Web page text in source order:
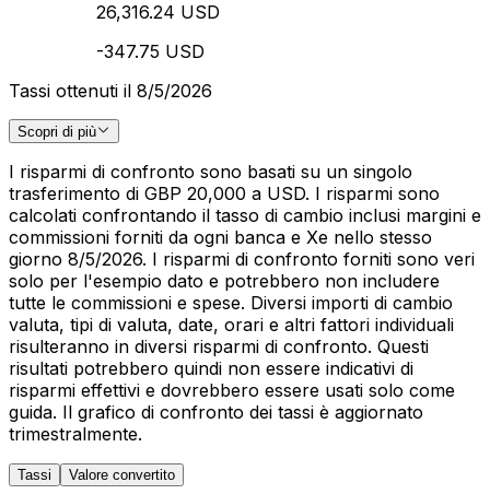
26,316.24 USD
-347.75 USD
Tassi ottenuti il 8/5/2026
Scopri di più
I risparmi di confronto sono basati su un singolo
trasferimento di GBP 20,000 a USD. I risparmi sono
calcolati confrontando il tasso di cambio inclusi margini e
commissioni forniti da ogni banca e Xe nello stesso
giorno 8/5/2026. I risparmi di confronto forniti sono veri
solo per l'esempio dato e potrebbero non includere
tutte le commissioni e spese. Diversi importi di cambio
valuta, tipi di valuta, date, orari e altri fattori individuali
risulteranno in diversi risparmi di confronto. Questi
risultati potrebbero quindi non essere indicativi di
risparmi effettivi e dovrebbero essere usati solo come
guida. Il grafico di confronto dei tassi è aggiornato
trimestralmente.
Tassi Valore convertito